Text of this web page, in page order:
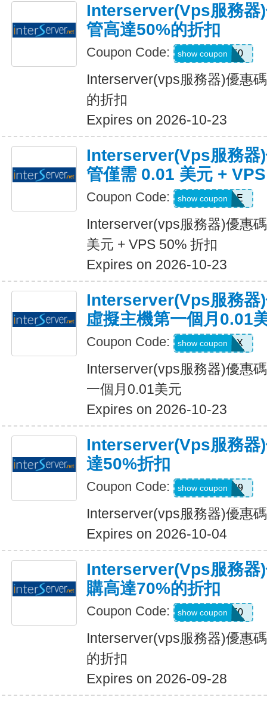
Interserver(vps服務器
管高達50%的折扣
Coupon Code: VPSOFF50
show coupon
Interserver(vps服務器)優惠
的折扣
Expires on 2026-10-23
Interserver(vps服務器
管僅需 0.01 美元 +
Coupon Code: HOSTSALE
show coupon
Interserver(vps服務器)優惠
美元 + VPS 50% 折扣
Expires on 2026-10-23
Interserver(vps服務器
虛擬主機第一個月0.01
Coupon Code: VPSFEEDX
show coupon
Interserver(vps服務器)優惠
一個月0.01美元
Expires on 2026-10-23
Interserver(vps服務器
達50%折扣
Coupon Code: BUMPER99
show coupon
Interserver(vps服務器)優惠
Expires on 2026-10-04
Interserver(vps服務器
購高達70%的折扣
Coupon Code: DEAL50
show coupon
Interserver(vps服務器)優惠
的折扣
Expires on 2026-09-28